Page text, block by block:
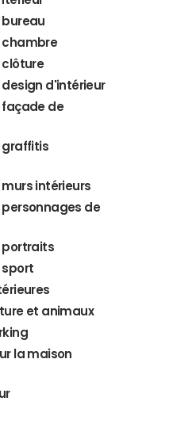
chambre
d'intérieur
de
graffitis
intérieurs
de
portraits
et animaux
la maison